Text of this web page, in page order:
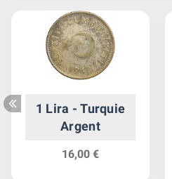
1 Lira - Turquie
Argent
16,00 €